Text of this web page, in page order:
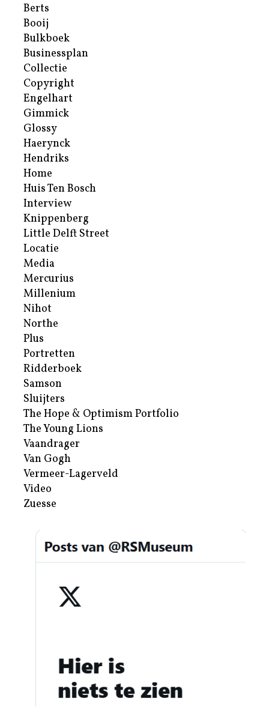
Berts
Booij
Bulkboek
Businessplan
Collectie
Copyright
Engelhart
Gimmick
Glossy
Haerynck
Hendriks
Home
Huis Ten Bosch
Interview
Knippenberg
Little Delft Street
Locatie
Media
Mercurius
Millenium
Nihot
Northe
Plus
Portretten
Ridderboek
Samson
Sluijters
The Hope & Optimism Portfolio
The Young Lions
Vaandrager
Van Gogh
Vermeer-Lagerveld
Video
Zuesse